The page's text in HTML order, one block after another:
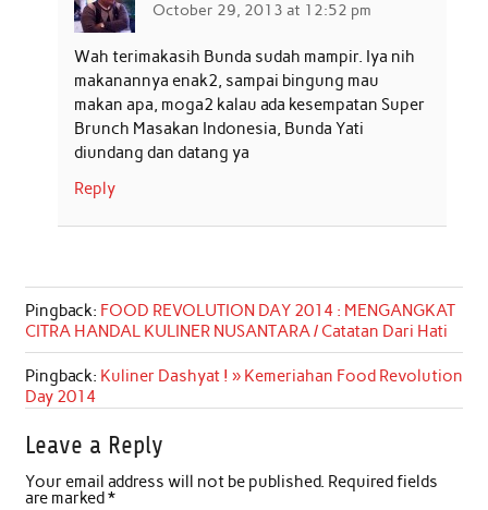
October 29, 2013 at 12:52 pm
Wah terimakasih Bunda sudah mampir. Iya nih
makanannya enak2, sampai bingung mau
makan apa, moga2 kalau ada kesempatan Super
Brunch Masakan Indonesia, Bunda Yati
diundang dan datang ya
Reply
Pingback: FOOD REVOLUTION DAY 2014 : MENGANGKAT
CITRA HANDAL KULINER NUSANTARA / Catatan Dari Hati
Pingback: Kuliner Dashyat ! » Kemeriahan Food Revolution
Day 2014
Leave a Reply
Your email address will not be published. Required fields
are marked*